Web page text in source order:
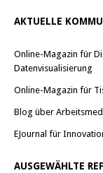
AKTUELLE
Online-Magazin für
Datenvisualisierung
Online-Magazin für
Blog über
EJournal für
AUSGEWÄHLTE